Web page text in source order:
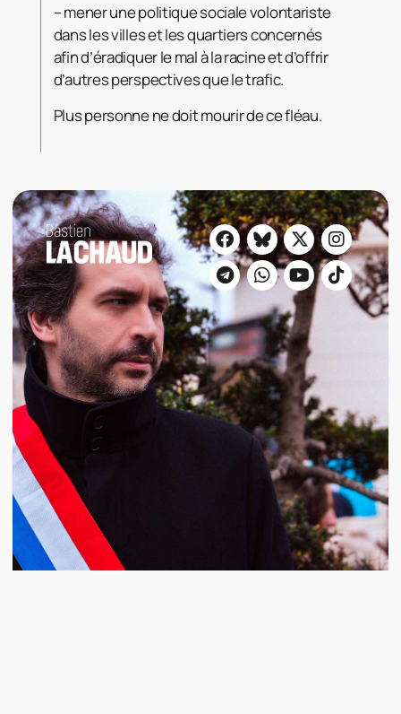
– mener une politique sociale volontariste
dans les villes et les quartiers concernés
afin d’éradiquer le mal à la racine et d’offrir
d’autres perspectives que le trafic.
Plus personne ne doit mourir de ce fléau.